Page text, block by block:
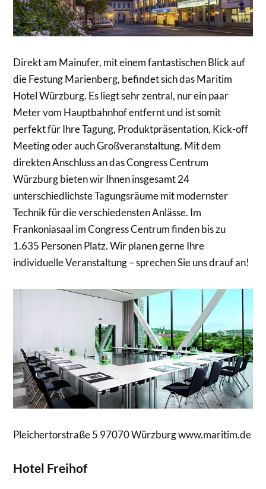
Direkt am Mainufer, mit einem fantastischen Blick auf
die Festung Marienberg, befindet sich das Maritim
Hotel Würzburg. Es liegt sehr zentral, nur ein paar
Meter vom Hauptbahnhof entfernt und ist somit
perfekt für Ihre Tagung, Produktpräsentation, Kick-off
Meeting oder auch Großveranstaltung. Mit dem
direkten Anschluss an das Congress Centrum
Würzburg bieten wir Ihnen insgesamt 24
unterschiedlichste Tagungsräume mit modernster
Technik für die verschiedensten Anlässe. Im
Frankoniasaal im Congress Centrum finden bis zu
1.635 Personen Platz. Wir planen gerne Ihre
individuelle Veranstaltung – sprechen Sie uns drauf an!
Pleichertorstraße 5 97070 Würzburg www.maritim.de
Hotel Freihof